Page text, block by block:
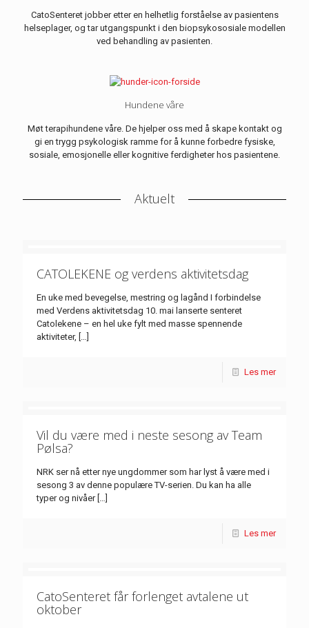
CatoSenteret jobber etter en helhetlig forståelse av pasientens
helseplager, og tar utgangspunkt i den biopsykososiale modellen
ved behandling av pasienten.
Hundene våre
Møt terapihundene våre. De hjelper oss med å skape kontakt og
gi en trygg psykologisk ramme for å kunne forbedre fysiske,
sosiale, emosjonelle eller kognitive ferdigheter hos pasientene.
Aktuelt
CATOLEKENE og verdens aktivitetsdag
En uke med bevegelse, mestring og lagånd I forbindelse
med Verdens aktivitetsdag 10. mai lanserte senteret
Catolekene – en hel uke fylt med masse spennende
aktiviteter, […]
Les mer
Vil du være med i neste sesong av Team
Pølsa?
NRK ser nå etter nye ungdommer som har lyst å være med i
sesong 3 av denne populære TV-serien. Du kan ha alle
typer og nivåer[…]
Les mer
CatoSenteret får forlenget avtalene ut
oktober